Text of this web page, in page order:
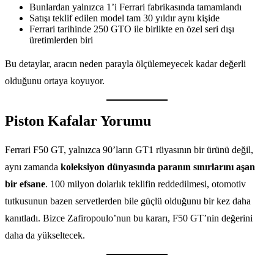
Bunlardan yalnızca 1’i Ferrari fabrikasında tamamlandı
Satışı teklif edilen model tam 30 yıldır aynı kişide
Ferrari tarihinde 250 GTO ile birlikte en özel seri dışı
üretimlerden biri
Bu detaylar, aracın neden parayla ölçülemeyecek kadar değerli
olduğunu ortaya koyuyor.
Piston Kafalar Yorumu
Ferrari F50 GT, yalnızca 90’ların GT1 rüyasının bir ürünü değil,
aynı zamanda koleksiyon dünyasında paranın sınırlarını aşan
bir efsane. 100 milyon dolarlık teklifin reddedilmesi, otomotiv
tutkusunun bazen servetlerden bile güçlü olduğunu bir kez daha
kanıtladı. Bizce Zafiropoulo’nun bu kararı, F50 GT’nin değerini
daha da yükseltecek.